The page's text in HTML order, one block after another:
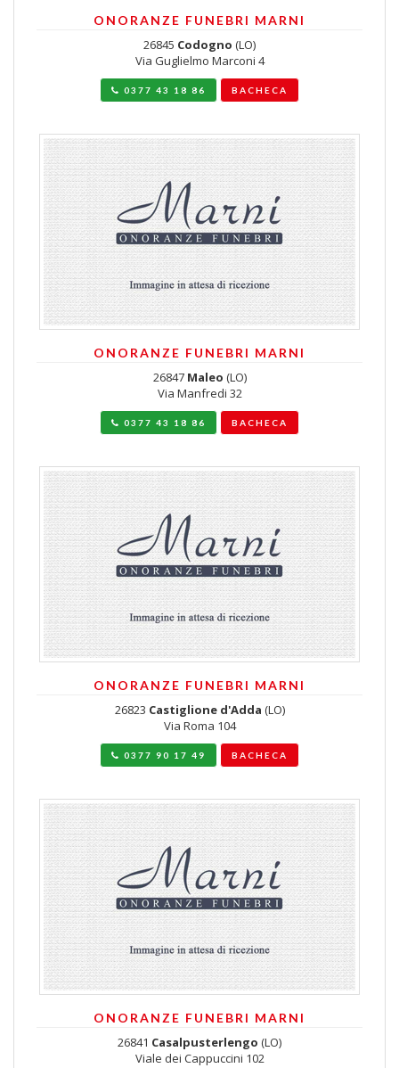
ONORANZE FUNEBRI MARNI
26845 Codogno (LO)
Via Guglielmo Marconi 4
0377 43 18 86 BACHECA
ONORANZE FUNEBRI MARNI
26847 Maleo (LO)
Via Manfredi 32
0377 43 18 86 BACHECA
ONORANZE FUNEBRI MARNI
26823 Castiglione d'Adda (LO)
Via Roma 104
0377 90 17 49 BACHECA
ONORANZE FUNEBRI MARNI
26841 Casalpusterlengo (LO)
Viale dei Cappuccini 102